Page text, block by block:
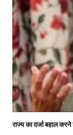
राज्य का दर्जा बहाल